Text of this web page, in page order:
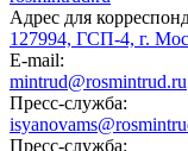
Адрес для
127994, ГСП-4, г.
E-mail:
mintrud@rosmintrud.ru
Пресс-служба:
Пресс-служба: